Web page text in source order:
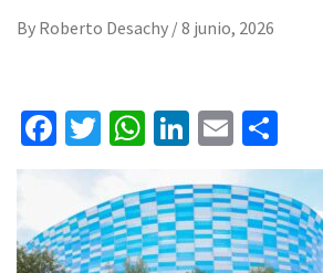
By Roberto Desachy /8 junio, 2026
Facebook
Twitter
WhatsApp
LinkedIn
Email